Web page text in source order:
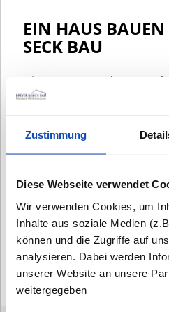
Zustimmung
Diese Webseite verwendet
Wir verwenden Cookies, um
Inhalte aus soziale Medien
können und die Zugriffe auf
analysieren. Dabei werden
unserer Website an unsere
weitergegeben
EIN HAUS
SECK BAU
Die Breyer & Seck Bau
individuelle und massiv
Als inhabergeführtes
Fundament für Ihr
können sich anhand der
Qualität unserer
Hausbau ist und bleibt